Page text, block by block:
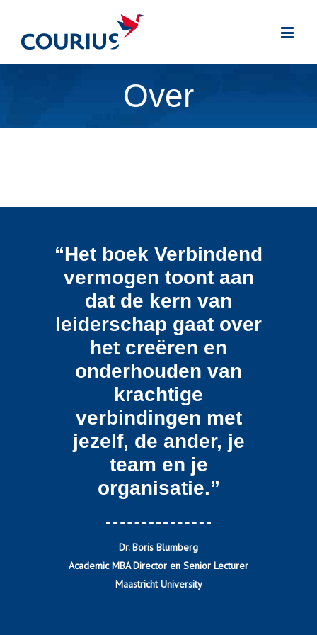
Over
“Het boek Verbindend
vermogen toont aan
dat de kern van
leiderschap gaat over
het creëren en
onderhouden van
krachtige
verbindingen met
jezelf, de ander, je
team en je
organisatie.”
Dr. Boris Blumberg
Academic MBA Director en Senior Lecturer
Maastricht University